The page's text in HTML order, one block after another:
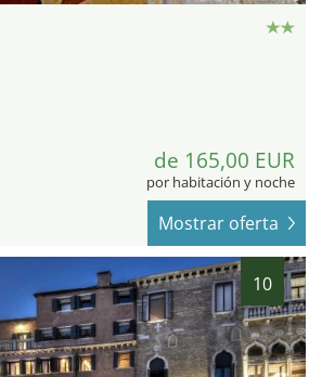
de 165,00 EUR
por habitación y noche
Mostrar oferta
10